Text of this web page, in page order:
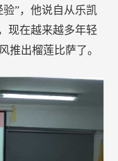
”，他说自从乐凯
现在越来越多年轻
推出榴莲比萨了。